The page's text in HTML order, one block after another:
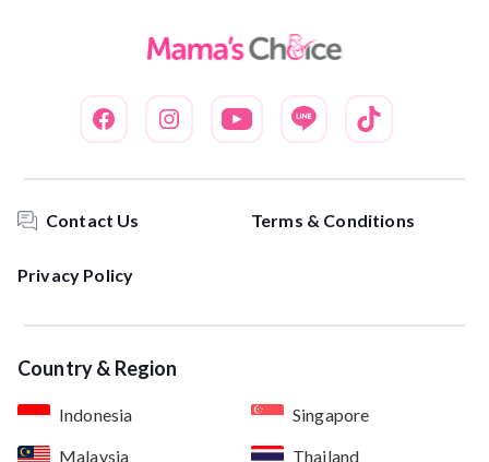
Contact Us Terms & Conditions
Privacy Policy
Country & Region
Indonesia
Singapore
Malaysia
Thailand